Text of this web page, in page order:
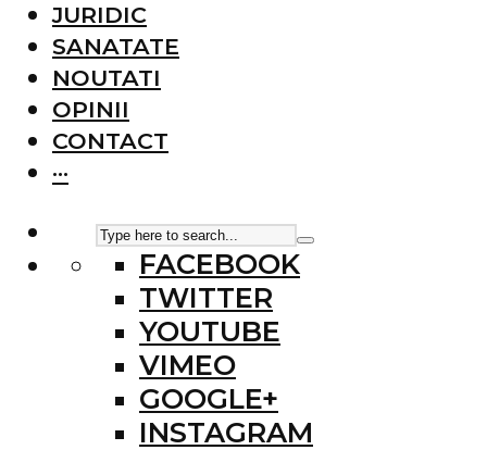
JURIDIC
SANATATE
NOUTATI
OPINII
CONTACT
···
FACEBOOK
TWITTER
YOUTUBE
VIMEO
GOOGLE+
INSTAGRAM